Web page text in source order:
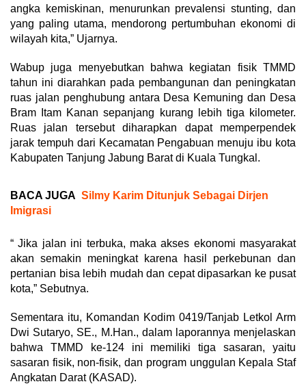
angka kemiskinan, menurunkan prevalensi stunting, dan
yang paling utama, mendorong pertumbuhan ekonomi di
wilayah kita,” Ujarnya.
Wabup juga menyebutkan bahwa kegiatan fisik TMMD
tahun ini diarahkan pada pembangunan dan peningkatan
ruas jalan penghubung antara Desa Kemuning dan Desa
Bram Itam Kanan sepanjang kurang lebih tiga kilometer.
Ruas jalan tersebut diharapkan dapat memperpendek
jarak tempuh dari Kecamatan Pengabuan menuju ibu kota
Kabupaten Tanjung Jabung Barat di Kuala Tungkal.
BACA JUGA Silmy Karim Ditunjuk Sebagai Dirjen
Imigrasi
“ Jika jalan ini terbuka, maka akses ekonomi masyarakat
akan semakin meningkat karena hasil perkebunan dan
pertanian bisa lebih mudah dan cepat dipasarkan ke pusat
kota,” Sebutnya.
Sementara itu, Komandan Kodim 0419/Tanjab Letkol Arm
Dwi Sutaryo, SE., M.Han., dalam laporannya menjelaskan
bahwa TMMD ke-124 ini memiliki tiga sasaran, yaitu
sasaran fisik, non-fisik, dan program unggulan Kepala Staf
Angkatan Darat (KASAD).